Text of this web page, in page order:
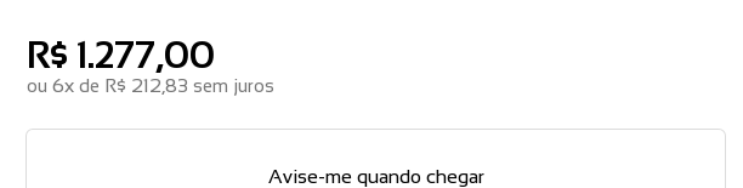
R$ 1.277,00
ou6xde R$ 212,83 sem juros
Avise-me quando chegar